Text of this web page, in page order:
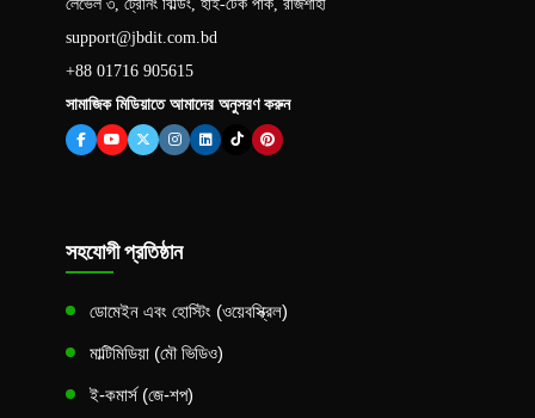
লেভেল ৩, ট্রেনিং বিল্ডিং, হাই-টেক পার্ক, রাজশাহী
support@jbdit.com.bd
+88 01716 905615
সামাজিক মিডিয়াতে আমাদের অনুসরণ করুন
সহযোগী প্রতিষ্ঠান
ডোমেইন এবং হোস্টিং (ওয়েবস্ক্রিল)
মাল্টিমিডিয়া (মৌ ভিডিও)
ই-কমার্স (জে-শপ)